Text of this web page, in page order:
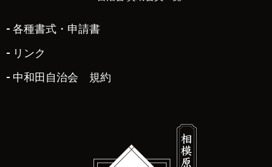
各種書式・申請書
リンク
中和田自治会 規約